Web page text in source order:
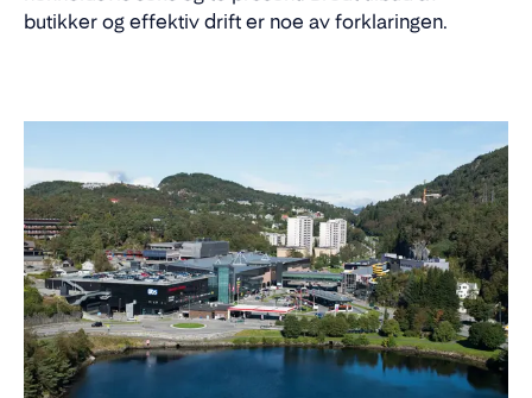
butikker og effektiv drift er noe av forklaringen.